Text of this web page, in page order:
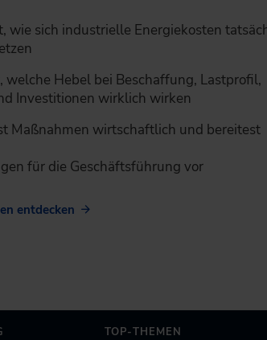
wie sich industrielle Energiekosten
welche Hebel bei Beschaffung, Lastprofil,
Investitionen wirklich wirken
Maßnahmen wirtschaftlich und bereitest
für die Geschäftsführung vor
entdecken
TOP-THEMEN